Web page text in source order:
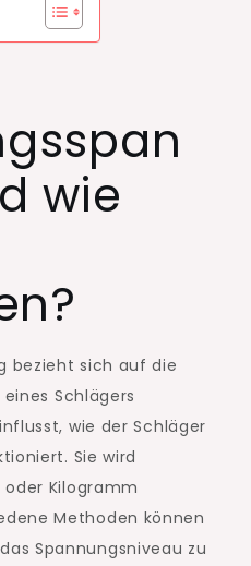
wie
bezieht sich auf die
Schlägers
wie der Schläger
Sie wird
Kilogramm
Methoden können
Spannungsniveau zu